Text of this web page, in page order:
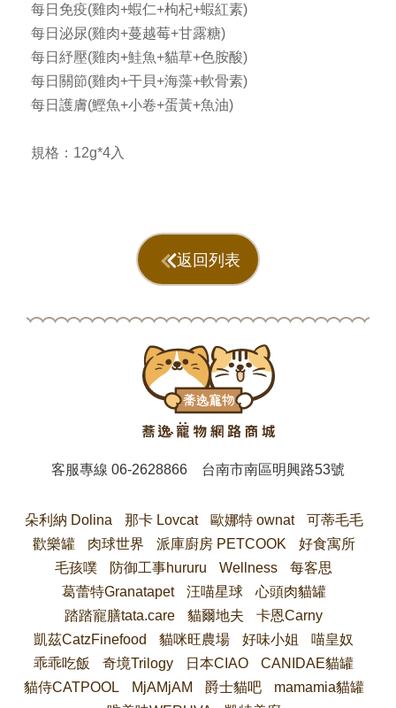
每日免疫(雞肉+蝦仁+枸杞+蝦紅素)
每日泌尿(雞肉+蔓越莓+甘露糖)
每日紓壓(雞肉+鮭魚+貓草+色胺酸)
每日關節(雞肉+干貝+海藻+軟骨素)
每日護膚(鰹魚+小卷+蛋黃+魚油)
規格：12g*4入
返回列表
客服專線06-2628866 台南市南區明興路53號
朵利納 Dolina 那卡 Lovcat 歐娜特 ownat
可蒂毛毛
歡樂罐
肉球世界 派庫廚房 PETCOOK
好食寓所
毛孩噗
防御工事hururu Wellness
每客思
葛蕾特Granatapet
汪喵星球
心頭肉貓罐
踏踏寵膳tata.care
貓爾地夫
卡恩Carny
凱茲CatzFinefood
貓咪旺農場 好味小姐
喵皇奴
乖乖吃飯
奇境Trilogy 日本CIAO
CANIDAE貓罐
貓侍CATPOOL
MjAMjAM 爵士貓吧
mamamia貓罐